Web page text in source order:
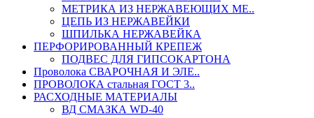
МЕТРИКА ИЗ НЕРЖАВЕЮЩИХ МЕ..
ЦЕПЬ ИЗ НЕРЖАВЕЙКИ
ШПИЛЬКА НЕРЖАВЕЙКА
ПЕРФОРИРОВАННЫЙ КРЕПЕЖ
ПОДВЕС ДЛЯ ГИПСОКАРТОНА
Проволока СВАРОЧНАЯ И ЭЛЕ..
ПРОВОЛОКА стальная ГОСТ 3..
РАСХОДНЫЕ МАТЕРИАЛЫ
ВД СМАЗКА WD-40